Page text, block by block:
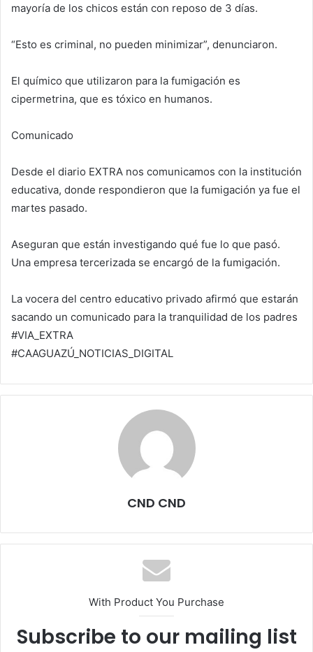
mayoría de los chicos están con reposo de 3 días.
“Esto es criminal, no pueden minimizar”, denunciaron.
El químico que utilizaron para la fumigación es
cipermetrina, que es tóxico en humanos.
Comunicado
Desde el diario EXTRA nos comunicamos con la institución
educativa, donde respondieron que la fumigación ya fue el
martes pasado.
Aseguran que están investigando qué fue lo que pasó.
Una empresa tercerizada se encargó de la fumigación.
La vocera del centro educativo privado afirmó que estarán
sacando un comunicado para la tranquilidad de los padres
#VIA_EXTRA
#CAAGUAZÚ_NOTICIAS_DIGITAL
CND CND
With Product You Purchase
Subscribe to our mailing list